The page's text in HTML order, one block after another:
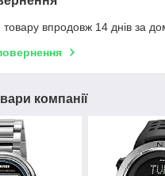
впродовж 14 днів за
компанії